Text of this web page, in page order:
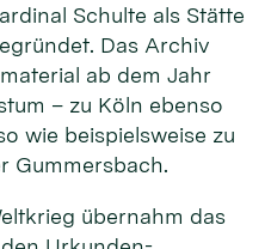
Schulte als Stätte
Das Archiv
ab dem Jahr
– zu Köln ebenso
wie beispielsweise zu
Gummersbach.
übernahm das